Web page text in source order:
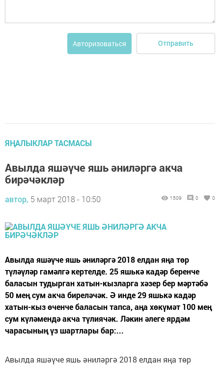
Авторизоваться Отправить
ЯҢАЛЫКЛАР ТАСМАСЫ
Авылда яшәүче яшь әниләргә акча
бирәчәкләр
автор, 5 март 2018 - 10:50 1509 0 0
Авылда яшәүче яшь әниләргә 2018 елдан яңа төр
түләүләр гамәлгә кертелде. 25 яшькә кадәр беренче
баласын тудырган хатын-кызларга хәзер бер мәртәбә
50 мең сум акча биреләчәк. Ә инде 29 яшькә кадәр
хатын-кыз өченче баласын тапса, аңа хөкүмәт 100 мең
сум күләмендә акча түлиячәк. Ләкин әлеге ярдәм
чарасының үз шартлары бар:...
Авылда яшәүче яшь әниләргә 2018 елдан яңа төр